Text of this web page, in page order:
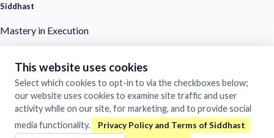
Siddhast
Mastery in Execution
Jhansi, Uttar Pradesh 284001
India
+91 884-009-1424/0510-401-2932
support@siddhast.com
This website uses cookies
Select which cookies to opt-in to via the checkboxes below;
our website uses cookies to examine site traffic and user
activity while on our site, for marketing, and to provide social
media functionality.